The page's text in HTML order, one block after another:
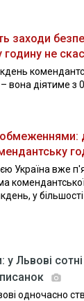
заходи
не
вона діятиме з
Україна вже
комендантської
у
у Львові
одночасно